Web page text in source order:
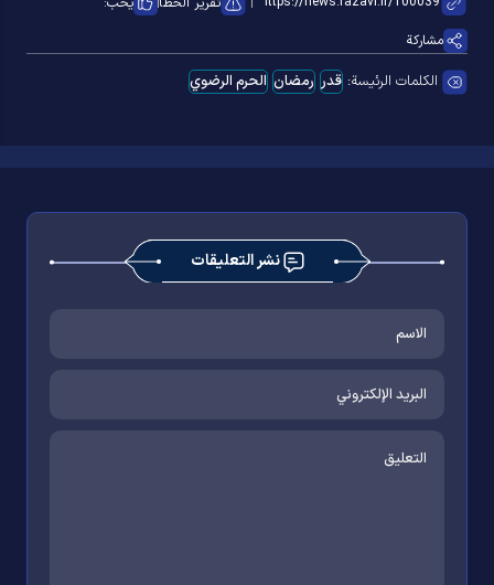
مشاركة
الكلمات الرئيسة: قدر رمضان الحرم الرضوي
نشر التعليقات